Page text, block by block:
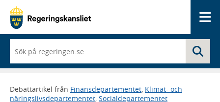
du
börjar
skriva
framträder
en
Debattartikel från Finansdepartementet, Klimat- och
näringslivsdepartementet, Socialdepartementet